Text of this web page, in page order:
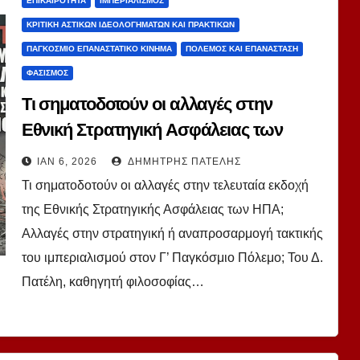
ΚΡΙΤΙΚΉ ΑΣΤΙΚΏΝ ΙΔΕΟΛΟΓΗΜΆΤΩΝ ΚΑΙ ΠΡΑΚΤΙΚΏΝ
ΠΑΓΚΌΣΜΙΟ ΕΠΑΝΑΣΤΑΤΙΚΌ ΚΊΝΗΜΑ ΠΌΛΕΜΟΣ ΚΑΙ ΕΠΑΝΆΣΤΑΣΗ
ΦΑΣΙΣΜΌΣ
Τι σηματοδοτούν οι αλλαγές στην
Εθνική Στρατηγική Ασφάλειας των
ΗΠΑ; Του Δ. Πατέλη
ΙΑΝ 6, 2026 ΔΗΜΉΤΡΗΣ ΠΑΤΈΛΗΣ
Τι σηματοδοτούν οι αλλαγές στην τελευταία εκδοχή
της Εθνικής Στρατηγικής Ασφάλειας των ΗΠΑ;
Αλλαγές στην στρατηγική ή αναπροσαρμογή τακτικής
του ιμπεριαλισμού στον Γ’ Παγκόσμιο Πόλεμο; Του Δ.
Πατέλη, καθηγητή φιλοσοφίας…